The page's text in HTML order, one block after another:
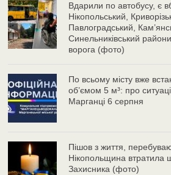
Вдарили по автобусу, є
Нікопольський,
Павлоградський,
Синельниківський
ворога (фото)
По всьому місту вже
об’ємом 5 м³: про
Марганці 6 серпня
Пішов з життя,
Нікопольщина втратила
Захисника (фото)